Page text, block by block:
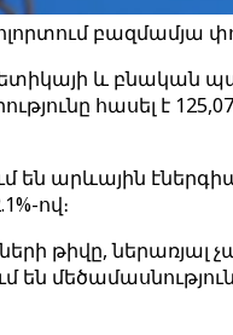
բազմամյա
և բնական
հասել է
արևային
ով։
թիվը, ներառյալ